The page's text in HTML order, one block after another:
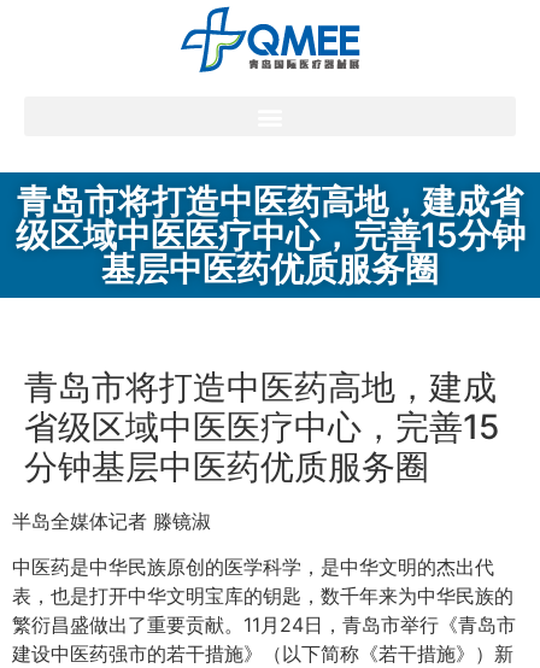
青岛市将打造中医药高地，建成省
级区域中医医疗中心，完善15分钟
基层中医药优质服务圈
青岛市将打造中医药高地，建成
省级区域中医医疗中心，完善15
分钟基层中医药优质服务圈
半岛全媒体记者 滕镜淑
中医药是中华民族原创的医学科学，是中华文明的杰出代
表，也是打开中华文明宝库的钥匙，数千年来为中华民族的
繁衍昌盛做出了重要贡献。11月24日，青岛市举行《青岛市
建设中医药强市的若干措施》（以下简称《若干措施》）新